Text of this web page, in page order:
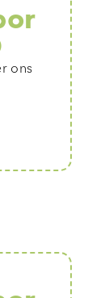
ons